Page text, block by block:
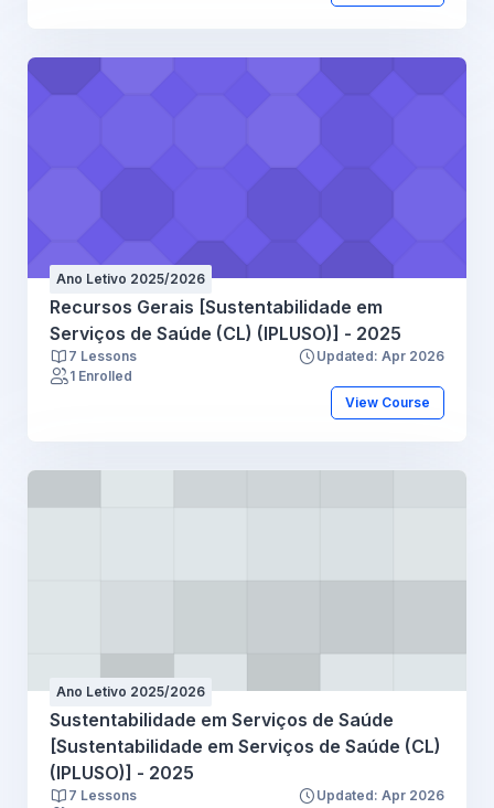
Ano Letivo 2025/2026
Recursos Gerais [Sustentabilidade em
Serviços de Saúde (CL) (IPLUSO)] - 2025
7 Lessons
Updated: Apr 2026
1 Enrolled
View Course
Ano Letivo 2025/2026
Sustentabilidade em Serviços de Saúde
[Sustentabilidade em Serviços de Saúde (CL)
(IPLUSO)] - 2025
7 Lessons
Updated: Apr 2026